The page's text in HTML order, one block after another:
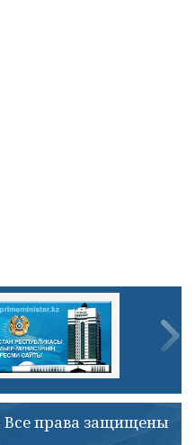
Все права защищены